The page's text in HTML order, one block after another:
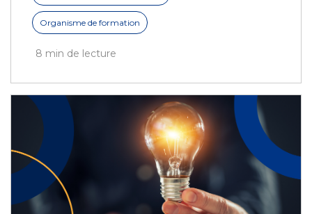
Organisme de formation
8 min de lecture